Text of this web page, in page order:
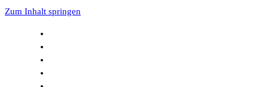
Zum Inhalt springen